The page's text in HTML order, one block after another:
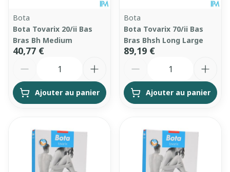
Bota
Bota Tovarix 20/ii Bas
Bras Bh Medium
40,77 €
Ajouter au panier
Bota
Bota Tovarix 70/ii Bas
Bras Bhsh Long Large
89,19 €
Ajouter au panier